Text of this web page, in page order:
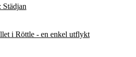
Städjan
i Röttle - en enkel utflykt